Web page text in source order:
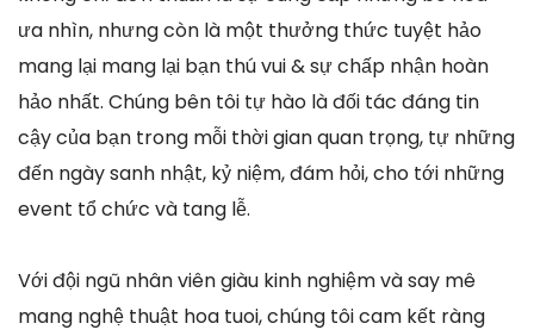
ưa nhìn, nhưng còn là một thưởng thức tuyệt hảo
mang lại mang lại bạn thú vui & sự chấp nhận hoàn
hảo nhất. Chúng bên tôi tự hào là đối tác đáng tin
cậy của bạn trong mỗi thời gian quan trọng, tự những
đến ngày sanh nhật, kỷ niệm, đám hỏi, cho tới những
event tổ chức và tang lễ.
Với đội ngũ nhân viên giàu kinh nghiệm và say mê
mang nghệ thuật hoa tuoi, chúng tôi cam kết ràng